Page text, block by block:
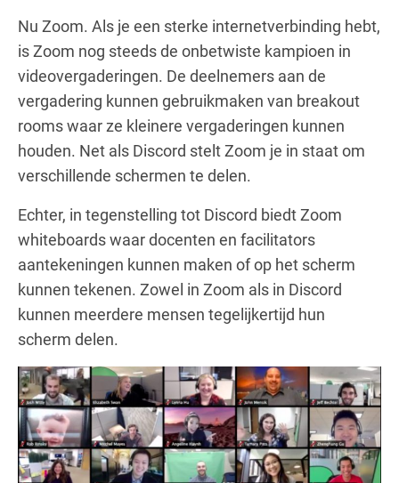
Nu Zoom. Als je een sterke internetverbinding hebt,
is Zoom nog steeds de onbetwiste kampioen in
videovergaderingen. De deelnemers aan de
vergadering kunnen gebruikmaken van breakout
rooms waar ze kleinere vergaderingen kunnen
houden. Net als Discord stelt Zoom je in staat om
verschillende schermen te delen.
Echter, in tegenstelling tot Discord biedt Zoom
whiteboards waar docenten en facilitators
aantekeningen kunnen maken of op het scherm
kunnen tekenen. Zowel in Zoom als in Discord
kunnen meerdere mensen tegelijkertijd hun
scherm delen.